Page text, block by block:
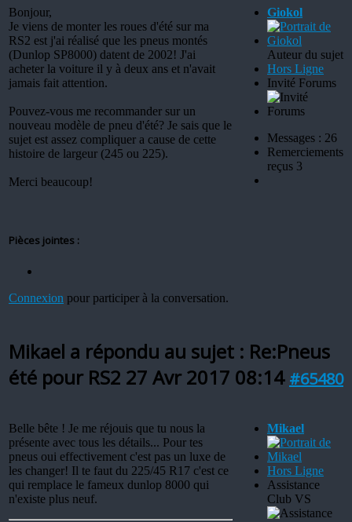
Bonjour,
Je viens de monter les roues d'été sur ma
RS2 est j'ai réalisé que les pneus montés
(Dunlop SP8000) datent de 2002! J'ai
acheter la voiture il y à deux ans et n'avait
jamais fait attention.
Pouvez-vous me recommander sur un
nouveau modèle de pneu d'été? Je sais que le
sujet est assez compliquer a cause de cette
histoire de largeur (245 ou 225).
Merci beaucoup!
Pièces jointes :
Connexion pour participer à la conversation.
Giokol
Auteur du sujet
Hors Ligne
Invité Forums
Messages : 26
Remerciements
reçus 3
Mikael a répondu au sujet : Re:Pneus
été pour RS2 27 Avr 2017 08:14 #65480
Belle bête ! Je me réjouis que tu nous la
présente avec tous les détails... Pour tes
pneus oui effectivement c'est pas un luxe de
les changer! Il te faut du 225/45 R17 c'est ce
qui remplace le fameux dunlop 8000 qui
n'existe plus neuf.
Mikael
Hors Ligne
Assistance
Club VS